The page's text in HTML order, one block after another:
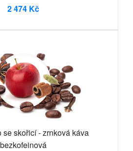
2 474 Kč
se skořicí - zrnková káva
bezkofeinová